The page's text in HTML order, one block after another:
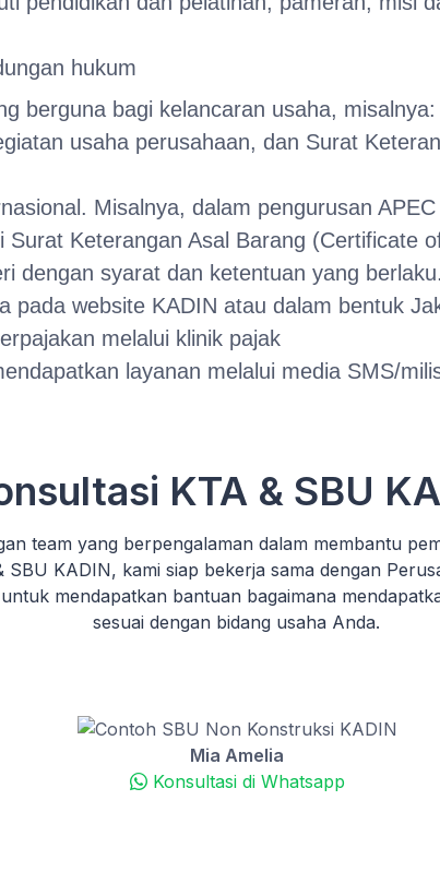
hukum
berguna bagi kelancaran usaha,
usaha perusahaan, dan Surat
Misalnya, dalam pengurusan
Keterangan Asal Barang (Certificate
dengan syarat dan ketentuan yang berlaku.
pada website KADIN atau dalam bentuk
melalui klinik pajak
layanan melalui media SMS/
KTA & SBU
team yang berpengalaman dalam membantu
SBU KADIN, kami siap bekerja sama dengan
mendapatkan bantuan bagaimana
sesuai dengan bidang usaha Anda.
Mia Amelia
Konsultasi di Whatsapp